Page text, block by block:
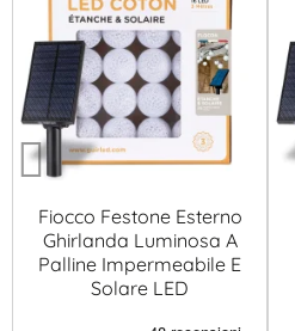
Fiocco Festone Esterno
Ghirlanda Luminosa A
Palline Impermeabile E
Solare LED